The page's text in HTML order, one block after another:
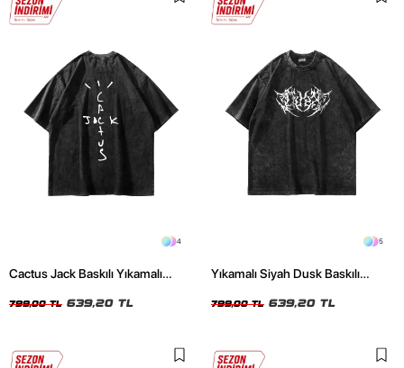
4
Cactus Jack Baskılı Yıkamalı
799,00 TL 639,20 TL
5
Yıkamalı Siyah Dusk Baskılı
799,00 TL 639,20 TL